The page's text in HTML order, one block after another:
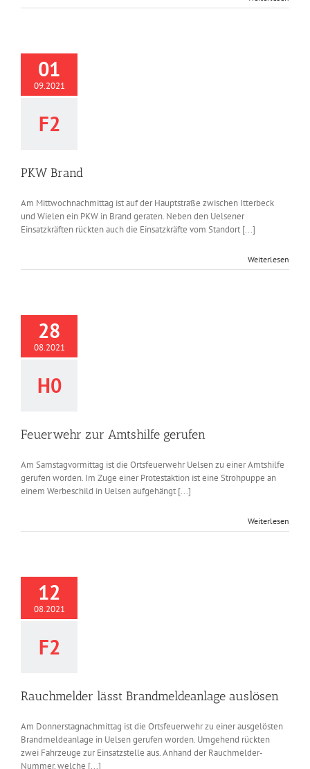
01
09.2021
F2
PKW Brand
Am Mittwochnachmittag ist auf der Hauptstraße zwischen Itterbeck
und Wielen ein PKW in Brand geraten. Neben den Uelsener
Einsatzkräften rückten auch die Einsatzkräfte vom Standort [...]
Weiterlesen
28
08.2021
H0
Feuerwehr zur Amtshilfe gerufen
Am Samstagvormittag ist die Ortsfeuerwehr Uelsen zu einer Amtshilfe
gerufen worden. Im Zuge einer Protestaktion ist eine Strohpuppe an
einem Werbeschild in Uelsen aufgehängt [...]
Weiterlesen
12
08.2021
F2
Rauchmelder lässt Brandmeldeanlage auslösen
Am Donnerstagnachmittag ist die Ortsfeuerwehr zu einer ausgelösten
Brandmeldeanlage in Uelsen gerufen worden. Umgehend rückten
zwei Fahrzeuge zur Einsatzstelle aus. Anhand der Rauchmelder-
Nummer, welche [...]